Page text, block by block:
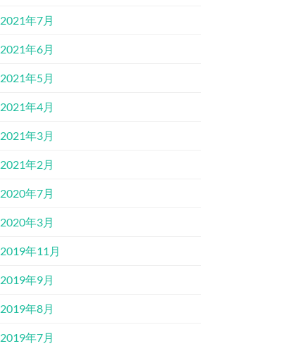
2021年7月
2021年6月
2021年5月
2021年4月
2021年3月
2021年2月
2020年7月
2020年3月
2019年11月
2019年9月
2019年8月
2019年7月